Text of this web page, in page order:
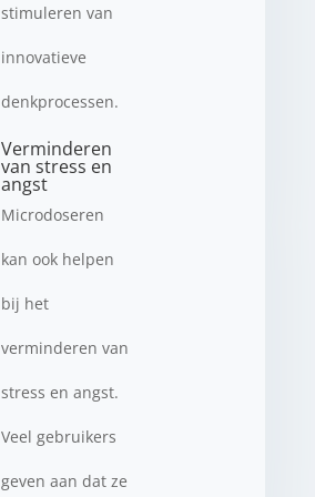
stimuleren van
innovatieve
denkprocessen.
Verminderen
van stress en
angst
Microdoseren
kan ook helpen
bij het
verminderen van
stress en angst.
Veel gebruikers
geven aan dat ze